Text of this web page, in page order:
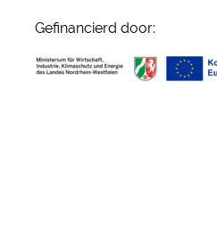
Gefinancierd door: